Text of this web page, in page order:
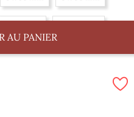
mm 10 x 150 mm
AU PANIER